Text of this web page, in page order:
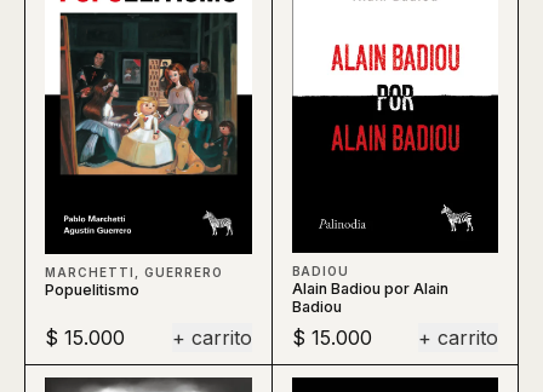
MARCHETTI, GUERRERO
Popuelitismo
$ 15.000 + carrito
BADIOU
Alain Badiou por Alain
Badiou
$ 15.000 + carrito